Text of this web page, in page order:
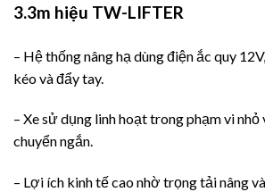
3.3m hiệu TW-LIFTER
– Hệ thống nâng hạ dùng điện ắc quy
kéo và đẩy tay.
– Xe sử dụng linh hoạt trong phạm vi
chuyển ngắn.
– Lợi ích kinh tế cao nhờ trọng tải nâng